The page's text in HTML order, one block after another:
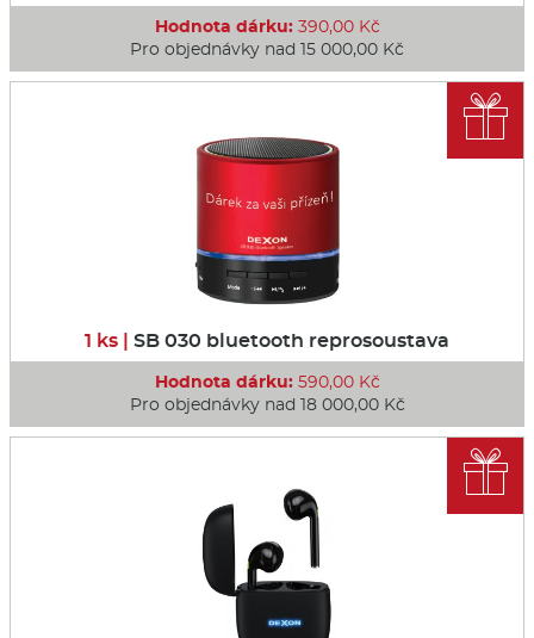
Hodnota dárku:390,00 Kč
Pro objednávky nad 15 000,00 Kč
1 ks | SB 030 bluetooth reprosoustava
Hodnota dárku:590,00 Kč
Pro objednávky nad 18 000,00 Kč

